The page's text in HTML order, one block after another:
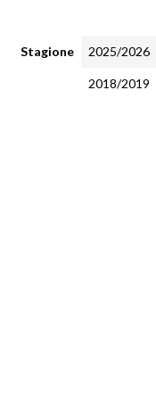
Stagione 2025/2026
2018/2019